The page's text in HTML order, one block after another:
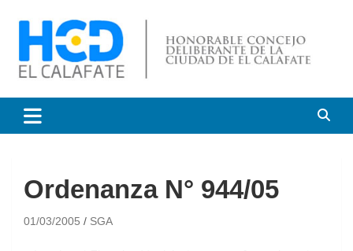
Honorable Concejo
Deliberante de El Calafate
Ordenanza N° 944/05
01/03/2005 SGA